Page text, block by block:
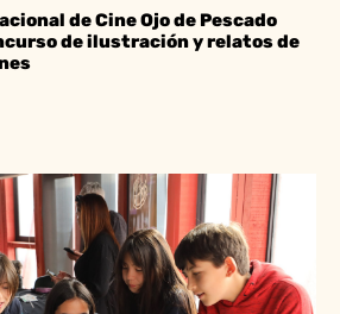
de Cine Ojo de Pescado
de ilustración y relatos de